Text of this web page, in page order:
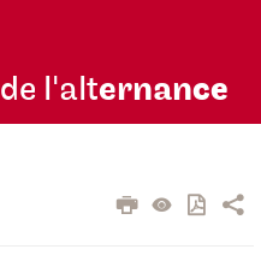
de l'alternance